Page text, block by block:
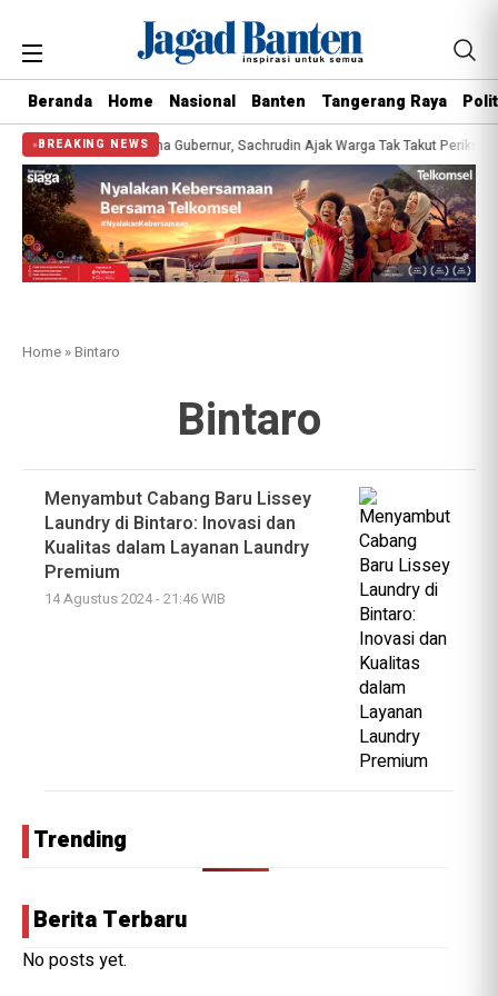
Beranda Home Nasional Banten Tangerang Raya
BREAKING NEWS
Gratis Bersama Gubernur, Sachrudin Ajak Warga Tak Takut Periksa
Home »Bintaro
Bintaro
Menyambut Cabang Baru Lissey
Laundry di Bintaro: Inovasi dan
Kualitas dalam Layanan Laundry
Premium
14 Agustus 2024 - 21:46 WIB
Trending
Berita Terbaru
No posts yet.